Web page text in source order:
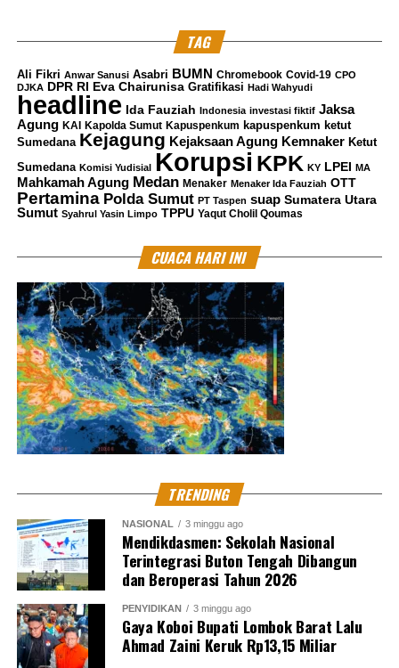
TAG
Ali Fikri Anwar Sanusi Asabri BUMN Chromebook Covid-19 CPO
DJKA DPR RI Eva Chairunisa Gratifikasi Hadi Wahyudi
headline Ida Fauziah Indonesia investasi fiktif Jaksa
Agung KAI Kapolda Sumut Kapuspenkum kapuspenkum ketut
Sumedana Kejagung Kejaksaan Agung Kemnaker Ketut
Sumedana Komisi Yudisial Korupsi KPK KY LPEI MA
Mahkamah Agung Medan Menaker Menaker Ida Fauziah OTT
Pertamina Polda Sumut PT Taspen suap Sumatera Utara
Sumut Syahrul Yasin Limpo TPPU Yaqut Cholil Qoumas
CUACA HARI INI
TRENDING
NASIONAL 3 minggu ago
Mendikdasmen: Sekolah Nasional
Terintegrasi Buton Tengah Dibangun
dan Beroperasi Tahun 2026
PENYIDIKAN 3 minggu ago
Gaya Koboi Bupati Lombok Barat Lalu
Ahmad Zaini Keruk Rp13,15 Miliar